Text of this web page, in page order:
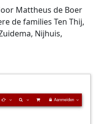
Mattheus de Boer
de families Ten Thij,
Nijhuis,